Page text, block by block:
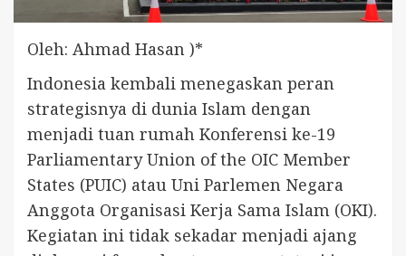
Oleh: Ahmad Hasan )*
Indonesia kembali menegaskan peran
strategisnya di dunia Islam dengan
menjadi tuan rumah Konferensi ke-19
Parliamentary Union of the OIC Member
States (PUIC) atau Uni Parlemen Negara
Anggota Organisasi Kerja Sama Islam (OKI).
Kegiatan ini tidak sekadar menjadi ajang